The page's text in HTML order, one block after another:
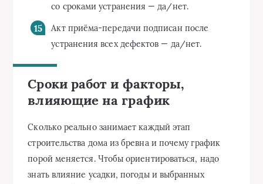
со сроками устранения — да/нет.
Акт приёма-передачи подписан после
устранения всех дефектов — да/нет.
Сроки работ и факторы,
влияющие на график
Сколько реально занимает каждый этап
строительства дома из бревна и почему график
порой меняется. Чтобы ориентироваться, надо
знать влияние усадки, погоды и выбранных